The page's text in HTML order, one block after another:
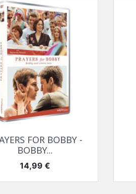
Aperçu rapide
FOR BOBBY -
BOBBY...
Prix
14,99 €